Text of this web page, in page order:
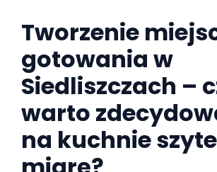
Tworzenie
gotowania w
Siedliszczach –
warto
na kuchnie